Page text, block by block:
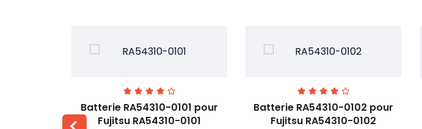
Batterie RA54310-0101 pour
Fujitsu RA54310-0101
Batterie RA54310-0102 pour
Fujitsu RA54310-0102